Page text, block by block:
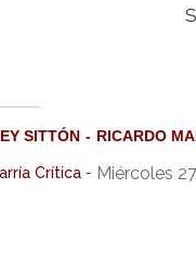
SITTÓN RICARDO
Crítica - Miércoles